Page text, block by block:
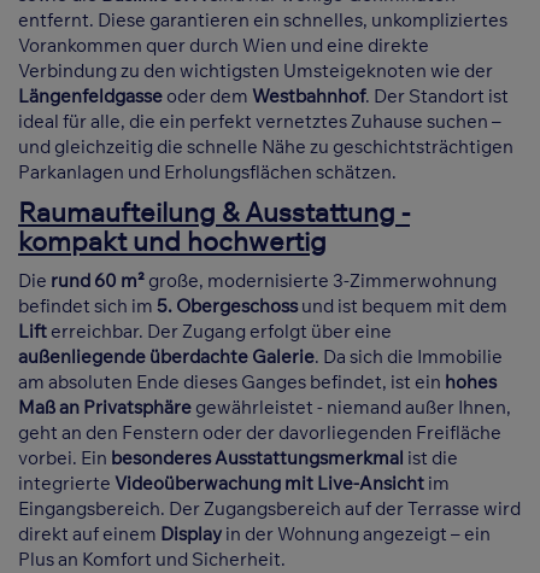
entfernt. Diese garantieren ein schnelles, unkompliziertes
Vorankommen quer durch Wien und eine direkte
Verbindung zu den wichtigsten Umsteigeknoten wie der
Längenfeldgasse oder dem Westbahnhof. Der Standort ist
ideal für alle, die ein perfekt vernetztes Zuhause suchen –
und gleichzeitig die schnelle Nähe zu geschichtsträchtigen
Parkanlagen und Erholungsflächen schätzen.
Raumaufteilung & Ausstattung -
kompakt und hochwertig
Die rund 60 m² große, modernisierte 3-Zimmerwohnung
befindet sich im 5. Obergeschossund ist bequem mit dem
Lift erreichbar. Der Zugang erfolgt über eine
außenliegende überdachte Galerie. Da sich die Immobilie
am absoluten Ende dieses Ganges befindet, ist ein hohes
Maß an Privatsphäre gewährleistet - niemand außer Ihnen,
geht an den Fenstern oder der davorliegenden Freifläche
vorbei. Ein besonderes Ausstattungsmerkmal ist die
integrierte Videoüberwachung mit Live-Ansicht im
Eingangsbereich. Der Zugangsbereich auf der Terrasse wird
direkt auf einem Display in der Wohnung angezeigt – ein
Plus an Komfort und Sicherheit.